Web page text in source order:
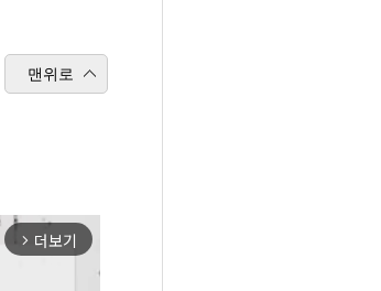
맨위로
arrow_forward_ios 더보기